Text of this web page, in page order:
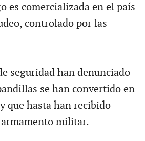
es comercializada en el país
controlado por las
seguridad han denunciado
se han convertido en
que hasta han recibido
militar.